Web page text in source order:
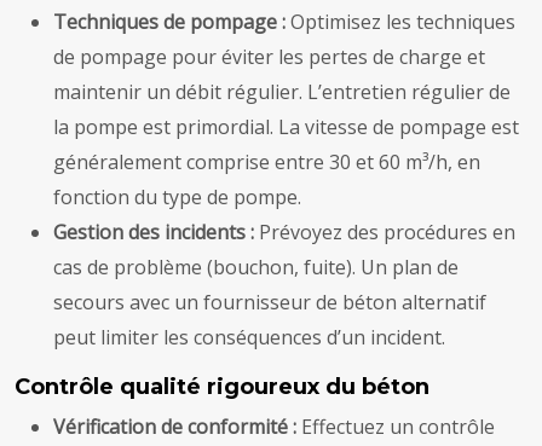
Techniques de pompage :Optimisez les techniques
de pompage pour éviter les pertes de charge et
maintenir un débit régulier. L’entretien régulier de
la pompe est primordial. La vitesse de pompage est
généralement comprise entre 30 et 60 m³/h, en
fonction du type de pompe.
Gestion des incidents : Prévoyez des procédures en
cas de problème (bouchon, fuite). Un plan de
secours avec un fournisseur de béton alternatif
peut limiter les conséquences d’un incident.
Contrôle qualité rigoureux du béton
Vérification de conformité : Effectuez un contrôle